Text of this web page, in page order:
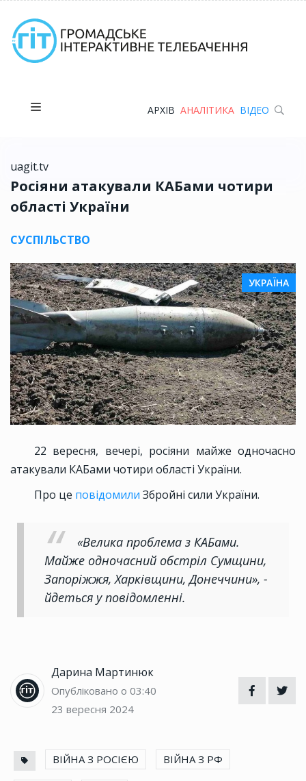
АРХІВ АНАЛІТИКА ВІДЕО
uagit.tv
Росіяни атакували КАБами чотири
області України
СУСПІЛЬСТВО
УКРАЇНА
22 вересня, вечері, росіяни майже одночасно
атакували КАБами чотири області України.
Про це повідомили Збройні сили України.
«Велика проблема з КАБами.
Майже одночасний обстріл Сумщини,
Запоріжжя, Харківщини, Донеччини», -
йдеться у повідомленні.
Дарина Мартинюк
Опубліковано о 03:40
23 вересня 2024
ВІЙНА З РОСІЄЮ ВІЙНА З РФ